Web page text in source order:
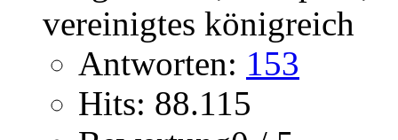
Antworten: 153
Hits: 88.115